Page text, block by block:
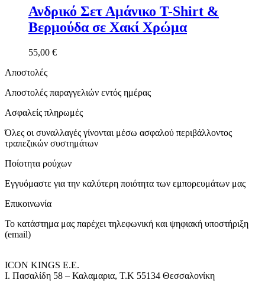
Ανδρικό Σετ Αμάνικο T-Shirt &
Βερμούδα σε Χακί Χρώμα
55,00 €
Αποστολές
Αποστολές παραγγελιών εντός ημέρας
Ασφαλείς πληρωμές
Όλες οι συναλλαγές γίνονται μέσω ασφαλού περιβάλλοντος
τραπεζικών συστημάτων
Ποίοτητα ρούχων
Εγγυόμαστε για την καλύτερη ποιότητα των εμπορευμάτων μας
Επικοινωνία
Το κατάστημα μας παρέχει τηλεφωνική και ψηφιακή υποστήριξη
(email)
ICON KINGS Ε.Ε.
Ι. Πασαλίδη 58 – Καλαμαρια, Τ.Κ 55134 Θεσσαλονίκη